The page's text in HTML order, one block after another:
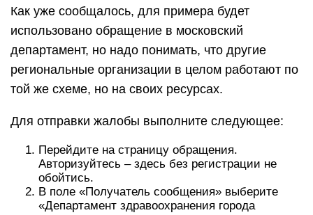
Как уже сообщалось, для примера будет
использовано обращение в московский
департамент, но надо понимать, что другие
региональные организации в целом работают по
той же схеме, но на своих ресурсах.
Для отправки жалобы выполните следующее:
Перейдите на страницу обращения.
Авторизуйтесь – здесь без регистрации не
обойтись.
В поле «Получатель сообщения» выберите
«Департамент здравоохранения города